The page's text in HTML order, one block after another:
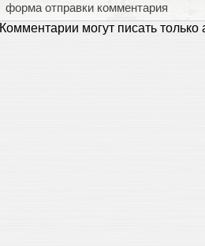
форма отправки комментария
Комментарии могут писать